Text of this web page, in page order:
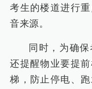
考生的楼道进行
音来源。
同时，为确
还提醒物业要提
梯，防止停电、